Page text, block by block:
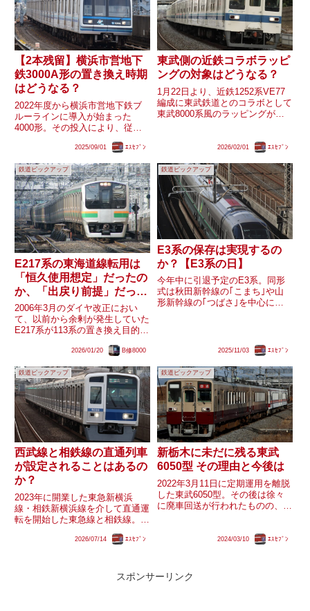
【2本残留】横浜市営地下
鉄3000A形の置き換え時期
はどうなる？
2022年度から横浜市営地下鉄ブ
ルーラインに導入が始まった
4000形。その投入により、従来
これまでに6編成が廃車となって
3000S形で事故廃車などが発生し
た影響からか、当初...
2025/09/01 ｴｽｾﾌﾞﾝ
東武側の近鉄コラボラッピ
ングの対象はどうなる？
1月22日より、近鉄1252系VE77
編成に東武鉄道とのコラボとして
東武8000系風のラッピングが施
風」のラッピング車両の運行が予
道側の近鉄ラッピング...
2026/02/01 ｴｽｾﾌﾞﾝ
鉄道ピックアップ
E217系の東海道線転用は
「恒久使用想定」だったの
か、「出戻り前提」だった
のか？
2006年3月のダイヤ改正におい
て、以前から余剰が発生していた
E217系が113系の置き換え目的と
F-01～F-03編成、付属編成からは
賀・総武快速線から東海道線向け
に転用...
2026/01/20 B修8000
鉄道ピックアップ
E3系の保存は実現するの
か？【E3系の日】
今年中に引退予定のE3系。同形
式は秋田新幹線の｢こまち｣や山
形新幹線の｢つばさ｣を中心に活
現存する｢つばさ｣用2000番台も
少なくともインドへ譲渡され...
2025/11/03 ｴｽｾﾌﾞﾝ
鉄道ピックアップ
西武線と相鉄線の直通列車
が設定されることはあるの
か？
2023年に開業した東急新横浜
線・相鉄新横浜線を介して直通運
転を開始した東急線と相鉄線。東
トロ副都心線・東武東上線にも直
せん。東武線も含め、保安装置
2026/07/14 ｴｽｾﾌﾞﾝ
鉄道ピックアップ
新栃木に未だに残る東武
6050型 その理由と今後は
2022年3月11日に定期運用を離脱
した東武6050型。その後は徐々
に廃車回送が行われたものの、現
出張所)に留置されています。運
2024/03/10 ｴｽｾﾌﾞﾝ
スポンサーリンク